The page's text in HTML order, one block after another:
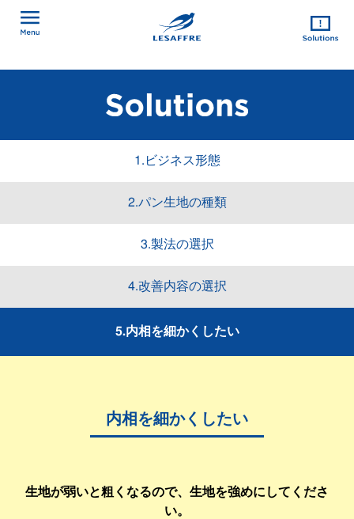
1.ビジネス形態
2.パン生地の種類
3.製法の選択
4.改善内容の選択
5.内相を細かくしたい
内相を細かくしたい
生地が弱いと粗くなるので、生地を強めにしてくださ
い。